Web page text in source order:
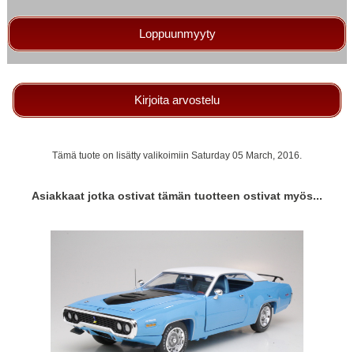
Loppuunmyyty
Kirjoita arvostelu
Tämä tuote on lisätty valikoimiin Saturday 05 March, 2016.
Asiakkaat jotka ostivat tämän tuotteen ostivat myös...